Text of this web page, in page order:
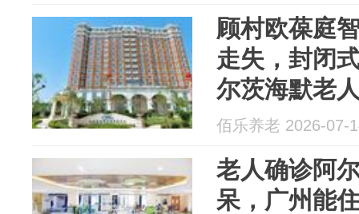
顾村欧葆庭
走失，封闭
尔茨海默老
佰乐养老 2026-07-
老人确诊阿
呆，广州能